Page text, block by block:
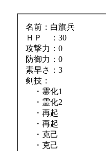
名前：白旗兵
ＨＰ ：30
攻撃力：0
防御力：0
素早さ：3
剣技：
・霊化1
・霊化2
・再起
・再起
・克己
・克己